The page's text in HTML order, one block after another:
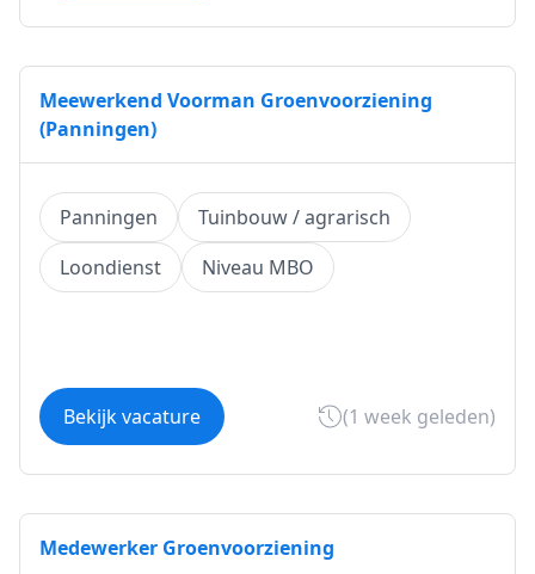
Meewerkend Voorman Groenvoorziening
(Panningen)
Panningen
Tuinbouw / agrarisch
Loondienst
Niveau MBO
Bekijk vacature (1 week geleden)
Medewerker Groenvoorziening